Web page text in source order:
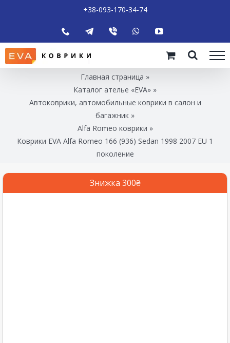
+38-093-170-34-74
Главная страница »
Каталог ателье «EVA» »
Автоковрики, автомобильные коврики в салон и
багажник »
Alfa Romeo коврики »
Коврики EVA Alfa Romeo 166 (936) Sedan 1998 2007 EU 1
поколение
Знижка 300₴